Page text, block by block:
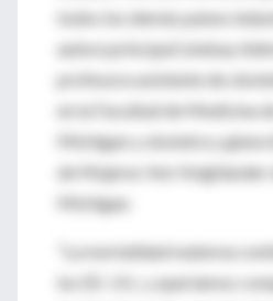
todos los demás países
autora principal Lindsay
profesora asistente de
en la Facultad de Medicina
Michigan y obstetra y
de Mujeres Von Voigtlander
Michigan.
“La mortalidad materna
los EE. UU., y queríamos